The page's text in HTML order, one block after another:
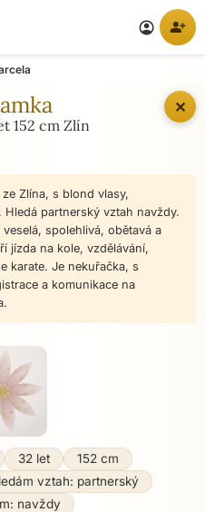
account_circle person_add
✕
152 cm Zlín
Zlína, s blond vlasy,
partnerský vztah navždy.
spolehlivá, obětavá a
jízda na kole, vzdělávání,
karate. Je nekuřačka, s
a komunikace na
32 let
152 cm
vztah: partnerský
navždy